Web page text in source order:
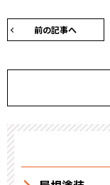
前の記事へ